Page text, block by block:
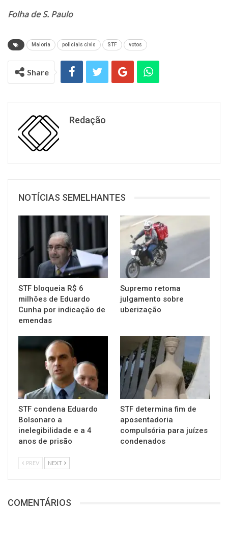
Folha de S. Paulo
Maioria policiais civis STF votos
Share
Redação
NOTÍCIAS SEMELHANTES
STF bloqueia R$ 6
milhões de Eduardo
Cunha por indicação de
emendas
Supremo retoma
julgamento sobre
uberização
STF condena Eduardo
Bolsonaro a
inelegibilidade e a 4
anos de prisão
STF determina fim de
aposentadoria
compulsória para juízes
condenados
PREV NEXT
COMENTÁRIOS